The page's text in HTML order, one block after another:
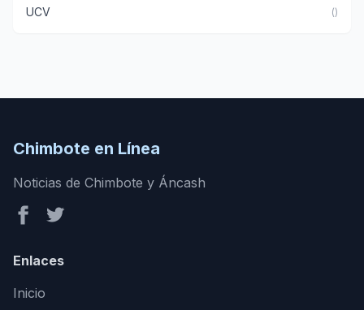
UCV ()
Chimbote en Línea
Noticias de Chimbote y Áncash
Enlaces
Inicio